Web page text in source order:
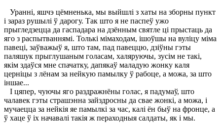
Уранні, яшчэ цёмненька, мы выйшлі з хаты на зборны пункт
і зараз рушылі ў дарогу. Так што я не паспеў ужо
прыгледзецца да гаспадара на дзённым святле ці прыстаць да
яго з распытваннямі. Толькі мімаходам, ішоўшы на вуліцу міма
павеці, заўважыў я, што там, пад павеццю, дзіўны гэты
паляшук прыглушаным голасам, халяруючы, зусім не такі,
якім здаўся мне спачатку, дапякаў маладую жонку каля
церніцы з лёнам за нейкую памылку ў рабоце, а можа, за што
іншае...
I цяпер, чуючы яго раздражнёны голас, я падумаў, што
чалавек гэты страшэнна зайздросны да свае жонкі, а можа, і
мучаецца за нейкія яе памылкі за час, калі ён быў на фронце, а
ў хаце ў іх начавалі такія ж пераходныя салдаты, як і мы.